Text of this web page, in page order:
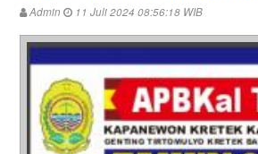
Admin 11 Juli 2024 08:56:18 WIB